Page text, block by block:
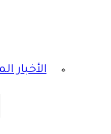
الأخبار